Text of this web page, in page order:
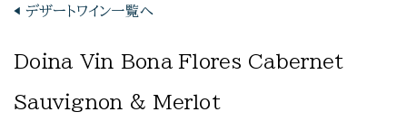
モルドバ スパークリングワイン
蒸留酒
◀︎ デザートワイン一覧へ
Doina Vin Bona Flores Cabernet
Sauvignon & Merlot